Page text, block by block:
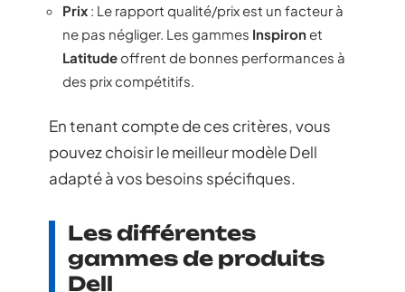
Prix : Le rapport qualité/prix est un facteur à
ne pas négliger. Les gammes Inspironet
Latitudeoffrent de bonnes performances à
des prix compétitifs.
En tenant compte de ces critères, vous
pouvez choisir le meilleur modèle Dell
adapté à vos besoins spécifiques.
Les différentes
gammes de produits
Dell